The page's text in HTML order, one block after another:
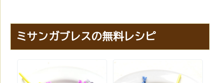
ミサンガブレスの無料レシピ